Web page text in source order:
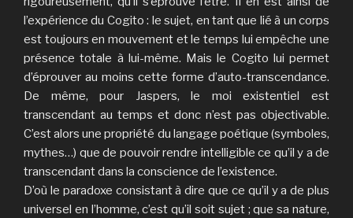
l’expérience du Cogito : le sujet, en tant que lié à un corps
est toujours en mouvement et le temps lui empêche une
présence totale à lui-même. Mais le Cogito lui permet
d’éprouver au moins cette forme d’auto-transcendance.
De même, pour Jaspers, le moi existentiel est
transcendant au temps et donc n’est pas objectivable.
C’est alors une propriété du langage poétique (symboles,
mythes…) que de pouvoir rendre intelligible ce qu’il y a de
transcendant dans la conscience de l’existence.
D’où le paradoxe consistant à dire que ce qu’il y a de plus
universel en l’homme, c’est qu’il soit sujet ; que sa nature,